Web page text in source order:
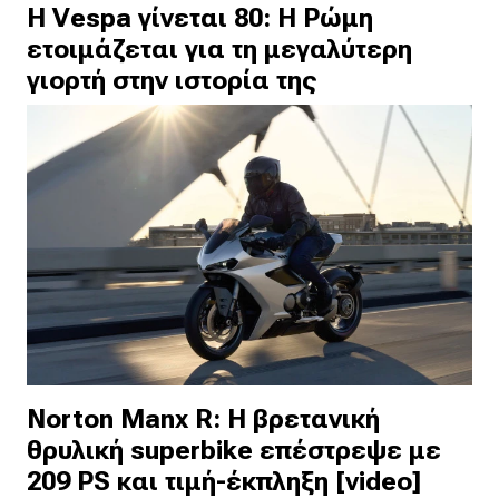
Η Vespa γίνεται 80: Η Ρώμη
ετοιμάζεται για τη μεγαλύτερη
γιορτή στην ιστορία της
Norton Manx R: Η βρετανική
θρυλική superbike επέστρεψε με
209 PS και τιμή-έκπληξη [video]